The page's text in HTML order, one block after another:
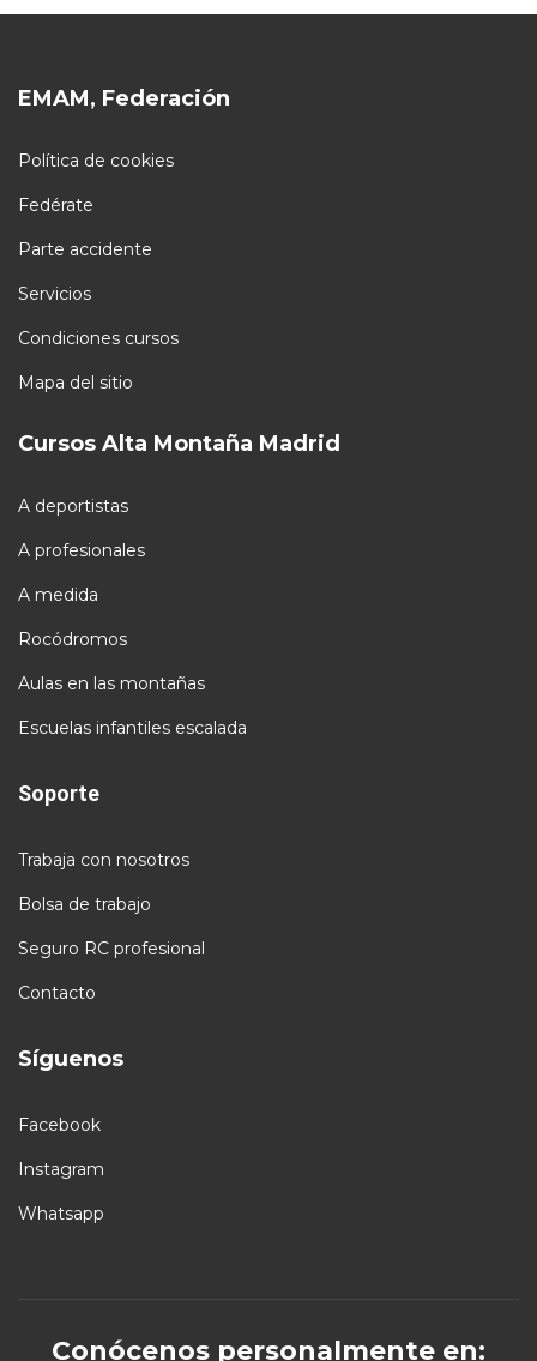
EMAM, Federación
Política de cookies
Fedérate
Parte accidente
Servicios
Condiciones cursos
Mapa del sitio
Cursos Alta Montaña Madrid
A deportistas
A profesionales
A medida
Rocódromos
Aulas en las montañas
Escuelas infantiles escalada
Soporte
Trabaja con nosotros
Bolsa de trabajo
Seguro RC profesional
Contacto
Síguenos
Facebook
Instagram
Whatsapp
Conócenos personalmente en: